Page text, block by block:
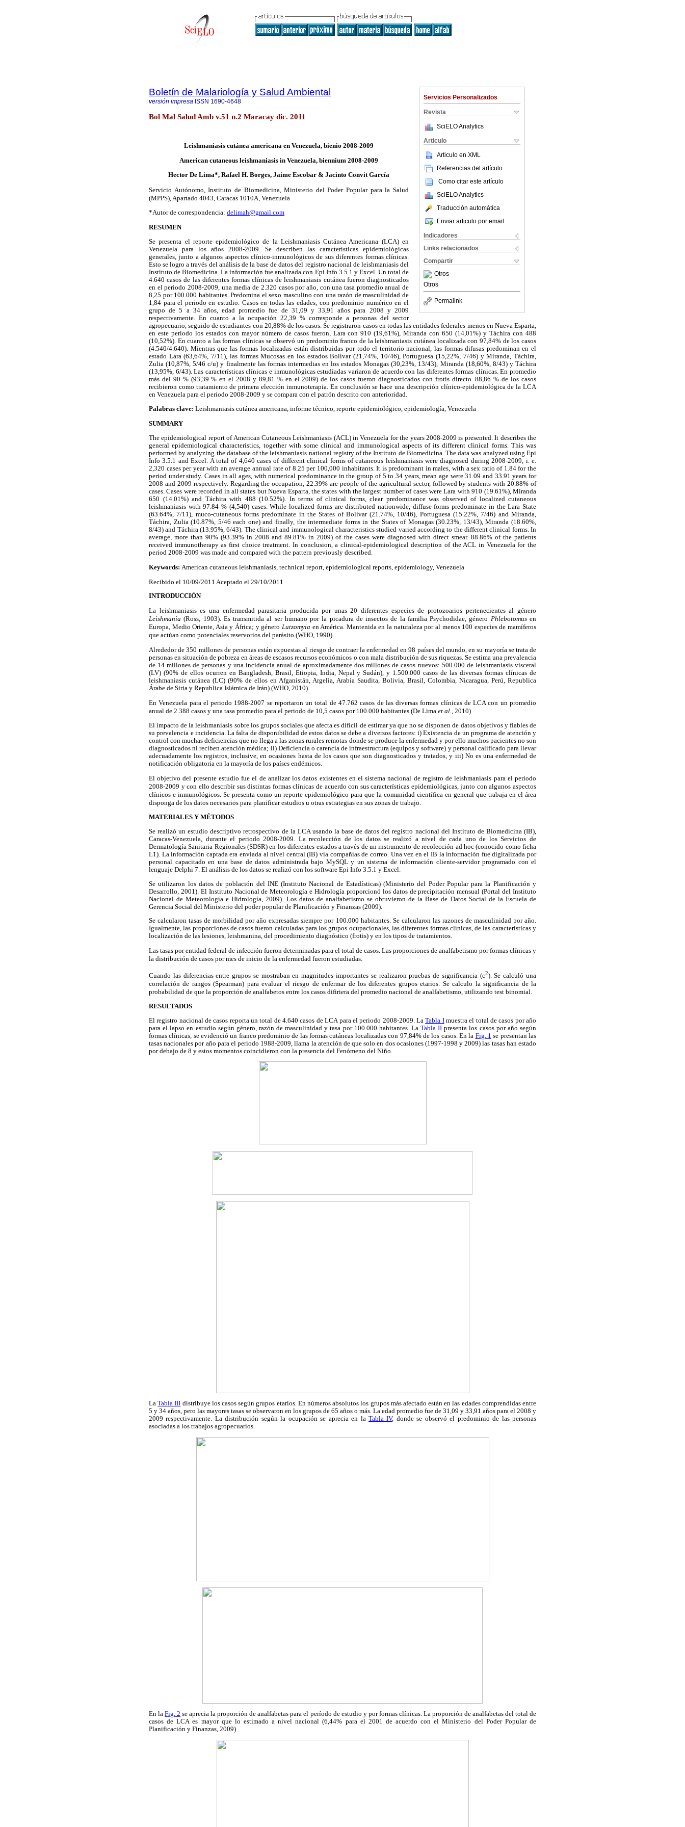
Servicios Personalizados
Revista
SciELO Analytics
Articulo
Articulo en XML
Referencias del artículo
Como citar este artículo
SciELO Analytics
Traducción automática
Enviar articulo por email
Indicadores
Links relacionados
Compartir
Otros
Otros
Permalink
Boletín de Malariología y Salud Ambiental
versión impresa ISSN 1690-4648
Bol Mal Salud Amb v.51 n.2 Maracay dic. 2011
Leishmaniasis cutánea americana en Venezuela, bienio 2008-2009
American cutaneous leishmaniasis in Venezuela, biennium 2008-2009
Hector De Lima*, Rafael H. Borges, Jaime Escobar & Jacinto Convit García
Servicio Autónomo, Instituto de Biomedicina, Ministerio del Poder Popular para la Salud
(MPPS), Apartado 4043, Caracas 1010A, Venezuela
*Autor de correspondencia: delimah@gmail.com
RESUMEN
Se presenta el reporte epidemiológico de la Leishmaniasis Cutánea Americana (LCA) en
Venezuela para los años 2008-2009. Se describen las características epidemiológicas
generales, junto a algunos aspectos clínico-inmunológicos de sus diferentes formas clínicas.
Esto se logro a través del análisis de la base de datos del registro nacional de leishmaniasis del
Instituto de Biomedicina. La información fue analizada con Epi Info 3.5.1 y Excel. Un total de
4.640 casos de las diferentes formas clínicas de leishmaniasis cutánea fueron diagnosticados
en el periodo 2008-2009, una media de 2.320 casos por año, con una tasa promedio anual de
8,25 por 100.000 habitantes. Predomina el sexo masculino con una razón de masculinidad de
1,84 para el periodo en estudio. Casos en todas las edades, con predominio numérico en el
grupo de 5 a 34 años, edad promedio fue de 31,09 y 33,91 años para 2008 y 2009
respectivamente. En cuanto a la ocupación 22,39 % corresponde a personas del sector
agropecuario, seguido de estudiantes con 20,88% de los casos. Se registraron casos en todas las entidades federales menos en Nueva Esparta,
en este periodo los estados con mayor número de casos fueron, Lara con 910 (19,61%), Miranda con 650 (14,01%) y Táchira con 488
(10,52%). En cuanto a las formas clínicas se observó un predominio franco de la leishmaniasis cutánea localizada con 97,84% de los casos
(4.540/4.640). Mientras que las formas localizadas están distribuidas por todo el territorio nacional, las formas difusas predominan en el
estado Lara (63,64%, 7/11), las formas Mucosas en los estados Bolívar (21,74%, 10/46), Portuguesa (15,22%, 7/46) y Miranda, Táchira,
Zulia (10,87%, 5/46 c/u) y finalmente las formas intermedias en los estados Monagas (30,23%, 13/43), Miranda (18,60%, 8/43) y Táchira
(13,95%, 6/43). Las características clínicas e inmunológicas estudiadas variaron de acuerdo con las diferentes formas clínicas. En promedio
más del 90 % (93,39 % en el 2008 y 89,81 % en el 2009) de los casos fueron diagnosticados con frotis directo. 88,86 % de los casos
recibieron como tratamiento de primera elección inmunoterapia. En conclusión se hace una descripción clínico-epidemiológica de la LCA
en Venezuela para el periodo 2008-2009 y se compara con el patrón descrito con anterioridad.
Palabras clave: Leishmaniasis cutánea americana, informe técnico, reporte epidemiológico, epidemiología, Venezuela
SUMMARY
The epidemiological report of American Cutaneous Leishmaniasis (ACL) in Venezuela for the years 2008-2009 is presented. It describes the
general epidemiological characteristics, together with some clinical and immunological aspects of its different clinical forms. This was
performed by analyzing the database of the leishmaniasis national registry of the Instituto de Biomedicina. The data was analyzed using Epi
Info 3.5.1 and Excel. A total of 4,640 cases of different clinical forms of cutaneous leishmaniasis were diagnosed during 2008-2009, i. e.
2,320 cases per year with an average annual rate of 8.25 per 100,000 inhabitants. It is predominant in males, with a sex ratio of 1.84 for the
period under study. Cases in all ages, with numerical predominance in the group of 5 to 34 years, mean age were 31.09 and 33.91 years for
2008 and 2009 respectively. Regarding the occupation, 22.39% are people of the agricultural sector, followed by students with 20.88% of
cases. Cases were recorded in all states but Nueva Esparta, the states with the largest number of cases were Lara with 910 (19.61%), Miranda
650 (14.01%) and Táchira with 488 (10.52%). In terms of clinical forms, clear predominance was observed of localized cutaneous
leishmaniasis with 97.84 % (4,540) cases. While localized forms are distributed nationwide, diffuse forms predominate in the Lara State
(63.64%, 7/11), muco-cutaneous forms predominate in the States of Bolivar (21.74%, 10/46), Portuguesa (15.22%, 7/46) and Miranda,
Táchira, Zulia (10.87%, 5/46 each one) and finally, the intermediate forms in the States of Monagas (30.23%, 13/43), Miranda (18.60%,
8/43) and Táchira (13.95%, 6/43). The clinical and immunological characteristics studied varied according to the different clinical forms. In
average, more than 90% (93.39% in 2008 and 89.81% in 2009) of the cases were diagnosed with direct smear. 88.86% of the patients
received immunotherapy as first choice treatment. In conclusion, a clinical-epidemiological description of the ACL in Venezuela for the
period 2008-2009 was made and compared with the pattern previously described.
Keywords: American cutaneous leishmaniasis, technical report, epidemiological reports, epidemiology, Venezuela
Recibido el 10/09/2011 Aceptado el 29/10/2011
INTRODUCCIÓN
La leishmaniasis es una enfermedad parasitaria producida por unas 20 diferentes especies de protozoarios pertenecientes al género
Leishmania(Ross, 1903). Es transmitida al ser humano por la picadura de insectos de la familia Psychodidae, género Phlebotomusen
Europa, Medio Oriente, Asia y África; y género Lutzomyia en América. Mantenida en la naturaleza por al menos 100 especies de mamíferos
que actúan como potenciales reservorios del parásito (WHO, 1990).
Alrededor de 350 millones de personas están expuestas al riesgo de contraer la enfermedad en 98 países del mundo, en su mayoría se trata de
personas en situación de pobreza en áreas de escasos recursos económicos o con mala distribución de sus riquezas. Se estima una prevalencia
de 14 millones de personas y una incidencia anual de aproximadamente dos millones de casos nuevos: 500.000 de leishmaniasis visceral
(LV) (90% de ellos ocurren en Bangladesh, Brasil, Etiopia, India, Nepal y Sudán), y 1.500.000 casos de las diversas formas clínicas de
leishmaniasis cutánea (LC) (90% de ellos en Afganistán, Argelia, Arabia Saudita, Bolivia, Brasil, Colombia, Nicaragua, Perú, Republica
Árabe de Siria y Republica Islámica de Irán) (WHO, 2010).
En Venezuela para el periodo 1988-2007 se reportaron un total de 47.762 casos de las diversas formas clínicas de LCA con un promedio
anual de 2.388 casos y una tasa promedio para el periodo de 10,5 casos por 100.000 habitantes (De Lima et al. , 2010)
El impacto de la leishmaniasis sobre los grupos sociales que afecta es difícil de estimar ya que no se disponen de datos objetivos y fiables de
su prevalencia e incidencia. La falta de disponibilidad de estos datos se debe a diversos factores: i) Existencia de un programa de atención y
control con muchas deficiencias que no llega a las zonas rurales remotas donde se produce la enfermedad y por ello muchos pacientes no son
diagnosticados ni reciben atención médica; ii) Deficiencia o carencia de infraestructura (equipos y software) y personal calificado para llevar
adecuadamente los registros, inclusive, en ocasiones hasta de los casos que son diagnosticados y tratados, y iii) No es una enfermedad de
notificación obligatoria en la mayoría de los países endémicos.
El objetivo del presente estudio fue el de analizar los datos existentes en el sistema nacional de registro de leishmaniasis para el periodo
2008-2009 y con ello describir sus distintas formas clínicas de acuerdo con sus características epidemiológicas, junto con algunos aspectos
clínicos e inmunológicos. Se presenta como un reporte epidemiológico para que la comunidad científica en general que trabaja en el área
disponga de los datos necesarios para planificar estudios u otras estrategias en sus zonas de trabajo.
MATERIALES Y MÉTODOS
Se realizó un estudio descriptivo retrospectivo de la LCA usando la base de datos del registro nacional del Instituto de Biomedicina (IB),
Caracas-Venezuela, durante el periodo 2008-2009. La recolección de los datos se realizó a nivel de cada uno de los Servicios de
Dermatología Sanitaria Regionales (SDSR) en los diferentes estados a través de un instrumento de recolección ad hoc (conocido como ficha
L1). La información captada era enviada al nivel central (IB) vía compañías de correo. Una vez en el IB la información fue digitalizada por
personal capacitado en una base de datos administrada bajo MySQL y un sistema de información cliente-servidor programado con el
lenguaje Delphi 7. El análisis de los datos se realizó con los software Epi Info 3.5.1 y Excel.
Se utilizaron los datos de población del INE (Instituto Nacional de Estadísticas) (Ministerio del Poder Popular para la Planificación y
Desarrollo, 2001). El Instituto Nacional de Meteorología e Hidrología proporcionó los datos de precipitación mensual (Portal del Instituto
Nacional de Meteorología e Hidrología, 2009). Los datos de analfabetismo se obtuvieron de la Base de Datos Social de la Escuela de
Gerencia Social del Ministerio del poder popular de Planificación y Finanzas (2009).
Se calcularon tasas de morbilidad por año expresadas siempre por 100.000 habitantes. Se calcularon las razones de masculinidad por año.
Igualmente, las proporciones de casos fueron calculadas para los grupos ocupacionales, las diferentes formas clínicas, de las características y
localización de las lesiones, leishmanina, del procedimiento diagnóstico (frotis) y en los tipos de tratamientos.
Las tasas por entidad federal de infección fueron determinadas para el total de casos. Las proporciones de analfabetismo por formas clínicas y
la distribución de casos por mes de inicio de la enfermedad fueron estudiadas.
Cuando las diferencias entre grupos se mostraban en magnitudes importantes se realizaron pruebas de significancia (c2). Se calculó una
correlación de rangos (Spearman) para evaluar el riesgo de enfermar de los diferentes grupos etarios. Se calculo la significancia de la
probabilidad de que la proporción de analfabetos entre los casos difiriera del promedio nacional de analfabetismo, utilizando test binomial.
RESULTADOS
El registro nacional de casos reporta un total de 4.640 casos de LCA para el periodo 2008-2009. LaTabla Imuestra el total de casos por año
para el lapso en estudio según género, razón de masculinidad y tasa por 100.000 habitantes. LaTabla II presenta los casos por año según
formas clínicas, se evidenció un franco predominio de las formas cutáneas localizadas con 97,84% de los casos. En la Fig. 1 se presentan las
tasas nacionales por año para el periodo 1988-2009, llama la atención de que solo en dos ocasiones (1997-1998 y 2009) las tasas han estado
por debajo de 8 y estos momentos coincidieron con la presencia del Fenómeno del Niño.
LaTabla III distribuye los casos según grupos etarios. En números absolutos los grupos más afectado están en las edades comprendidas entre
5 y 34 años, pero las mayores tasas se observaron en los grupos de 65 años o más. La edad promedio fue de 31,09 y 33,91 años para el 2008 y
2009 respectivamente. La distribución según la ocupación se aprecia en la Tabla IV, donde se observó el predominio de las personas
asociadas a los trabajos agropecuarios.
En laFig. 2 se aprecia la proporción de analfabetas para el período de estudio y por formas clínicas. La proporción de analfabetas del total de
casos de LCA es mayor que lo estimado a nivel nacional (6,44% para el 2001 de acuerdo con el Ministerio del Poder Popular de
Planificación y Finanzas, 2009)